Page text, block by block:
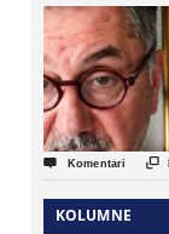
 Komentari 
KOLUMNE